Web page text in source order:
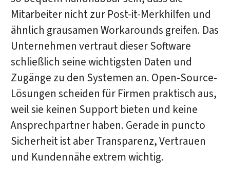
Mitarbeiter nicht zur Post-it-Merkhilfen und
ähnlich grausamen Workarounds greifen. Das
Unternehmen vertraut dieser Software
schließlich seine wichtigsten Daten und
Zugänge zu den Systemen an. Open-Source-
Lösungen scheiden für Firmen praktisch aus,
weil sie keinen Support bieten und keine
Ansprechpartner haben. Gerade in puncto
Sicherheit ist aber Transparenz, Vertrauen
und Kundennähe extrem wichtig.